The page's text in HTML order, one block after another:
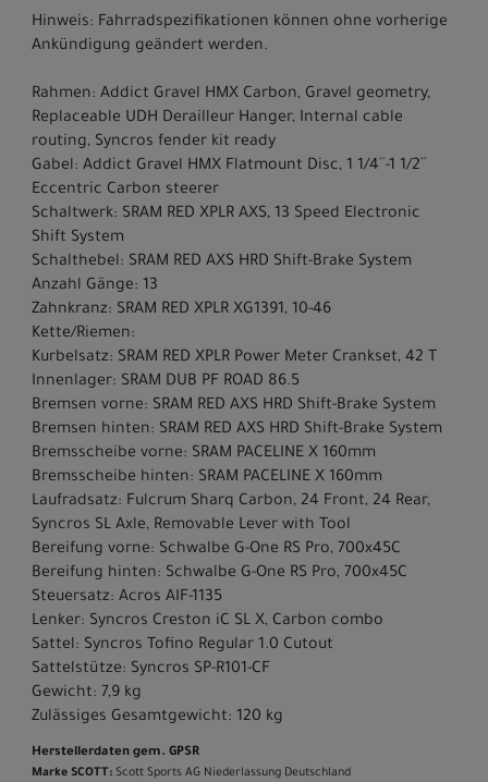
Hinweis: Fahrradspezifikationen können ohne vorherige
Ankündigung geändert werden.
Rahmen: Addict Gravel HMX Carbon, Gravel geometry,
Replaceable UDH Derailleur Hanger, Internal cable
routing, Syncros fender kit ready
Gabel: Addict Gravel HMX Flatmount Disc, 1 1/4´´-1 1/2´´
Eccentric Carbon steerer
Schaltwerk: SRAM RED XPLR AXS, 13 Speed Electronic
Shift System
Schalthebel: SRAM RED AXS HRD Shift-Brake System
Anzahl Gänge: 13
Zahnkranz: SRAM RED XPLR XG1391, 10-46
Kette/Riemen:
Kurbelsatz: SRAM RED XPLR Power Meter Crankset, 42 T
Innenlager: SRAM DUB PF ROAD 86.5
Bremsen vorne: SRAM RED AXS HRD Shift-Brake System
Bremsen hinten: SRAM RED AXS HRD Shift-Brake System
Bremsscheibe vorne: SRAM PACELINE X 160mm
Bremsscheibe hinten: SRAM PACELINE X 160mm
Laufradsatz: Fulcrum Sharq Carbon, 24 Front, 24 Rear,
Syncros SL Axle, Removable Lever with Tool
Bereifung vorne: Schwalbe G-One RS Pro, 700x45C
Bereifung hinten: Schwalbe G-One RS Pro, 700x45C
Steuersatz: Acros AIF-1135
Lenker: Syncros Creston iC SL X, Carbon combo
Sattel: Syncros Tofino Regular 1.0 Cutout
Sattelstütze: Syncros SP-R101-CF
Gewicht: 7,9 kg
Zulässiges Gesamtgewicht: 120 kg
Herstellerdaten gem. GPSR
Marke SCOTT: Scott Sports AG Niederlassung Deutschland